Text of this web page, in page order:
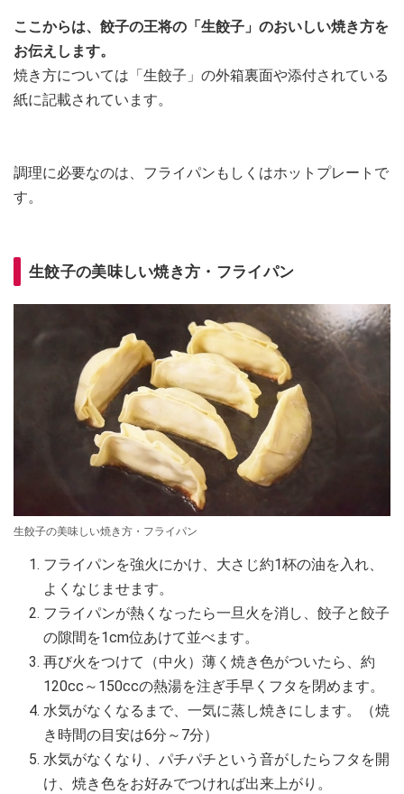
ここからは、餃子の王将の「生餃子」のおいしい焼き方を
お伝えします。
焼き方については「生餃子」の外箱裏面や添付されている
紙に記載されています。
調理に必要なのは、フライパンもしくはホットプレートで
す。
生餃子の美味しい焼き方・フライパン
生餃子の美味しい焼き方・フライパン
フライパンを強火にかけ、大さじ約1杯の油を入れ、
よくなじませます。
フライパンが熱くなったら一旦火を消し、餃子と餃子
の隙間を1cm位あけて並べます。
再び火をつけて（中火）薄く焼き色がついたら、約
120cc～150ccの熱湯を注ぎ手早くフタを閉めます。
水気がなくなるまで、一気に蒸し焼きにします。（焼
き時間の目安は6分～7分）
水気がなくなり、パチパチという音がしたらフタを開
け、焼き色をお好みでつければ出来上がり。